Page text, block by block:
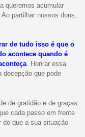
queremos acumular
partilhar nossos dons,
de tudo isso é que o
acontece quando é
. Honrar essa
decepção que pode
de gratidão e de graças
cada passo em frente
do que a sua situação